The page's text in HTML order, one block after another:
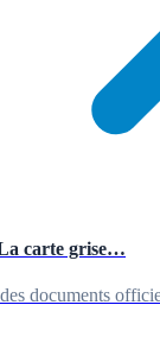
carte grise…
documents